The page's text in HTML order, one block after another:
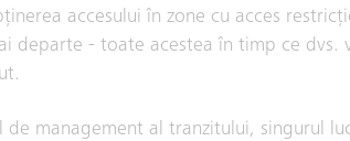
accesului în zone cu acces
departe - toate acestea în timp ce dvs.
de management al tranzitului, singurul